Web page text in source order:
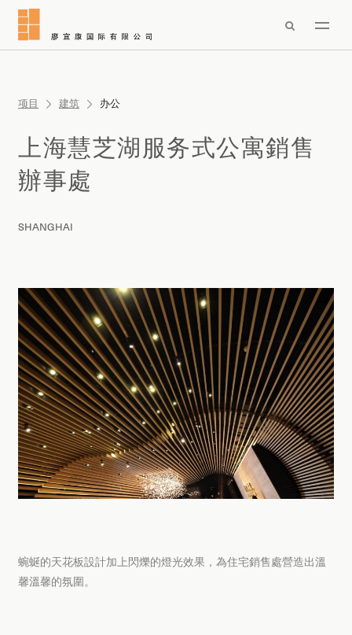

项目 建筑 办公
上海慧芝湖服务式公寓銷售
辦事處
SHANGHAI
蜿蜒的天花板設計加上閃爍的燈光效果，為住宅銷售處營造出溫
馨溫馨的氛圍。